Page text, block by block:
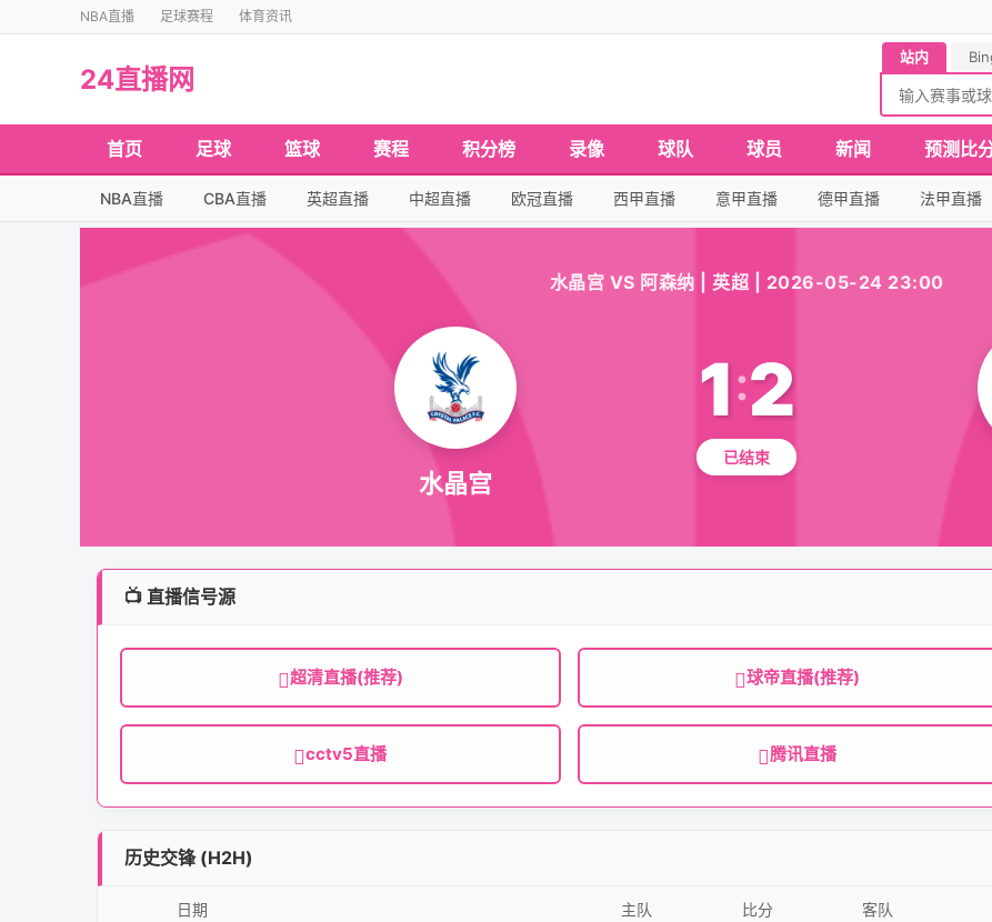
NBA直播 足球赛程 体育资讯
24直播网
站内
首页 足球 篮球 赛程 积分榜 录像 球队 球员 新闻 预测比
NBA直播 CBA直播 英超直播 中超直播 欧冠直播 西甲直播 意甲直播 德甲直播 法甲直播
水晶宫 VS 阿森纳 | 英超 | 2026-05-24 23:00
水晶宫
1:2
已结束
📺 直播信号源
超清直播(推荐) 球帝直播(推荐)
cctv5直播 腾讯直播
历史交锋 (H2H)
日期 主队 比分 客队